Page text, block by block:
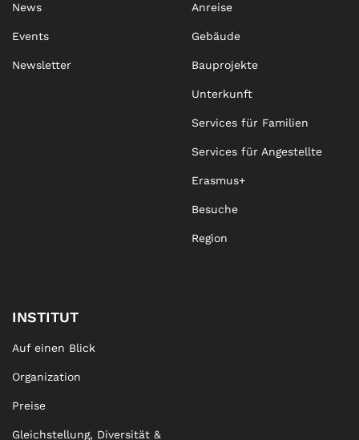
News
Events
Newsletter
Anreise
Gebäude
Bauprojekte
Unterkunft
Services für Familien
Services für Angestellte
Erasmus+
Besuche
Region
INSTITUT
Auf einen Blick
Organization
Preise
Gleichstellung, Diversität &